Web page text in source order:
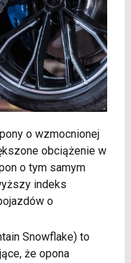
o wzmocnionej
obciążenie w
o tym samym
indeks
o
Snowflake) to
że opona